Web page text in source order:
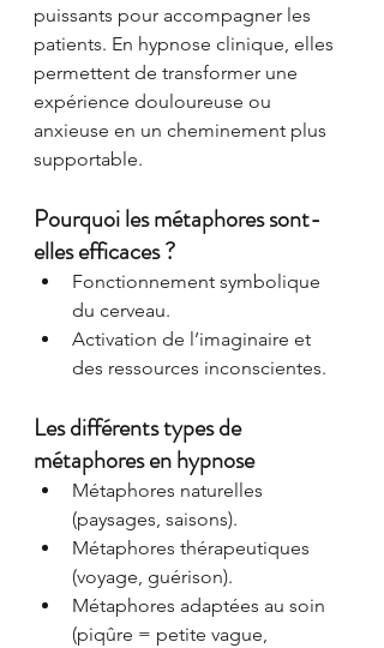
puissants pour accompagner les
patients. En hypnose clinique, elles
permettent de transformer une
expérience douloureuse ou
anxieuse en un cheminement plus
supportable.
Pourquoi les métaphores sont-
elles efficaces ?
Fonctionnement symbolique
du cerveau.
Activation de l’imaginaire et
des ressources inconscientes.
Les différents types de
métaphores en hypnose
Métaphores naturelles
(paysages, saisons).
Métaphores thérapeutiques
(voyage, guérison).
Métaphores adaptées au soin
(piqûre = petite vague,